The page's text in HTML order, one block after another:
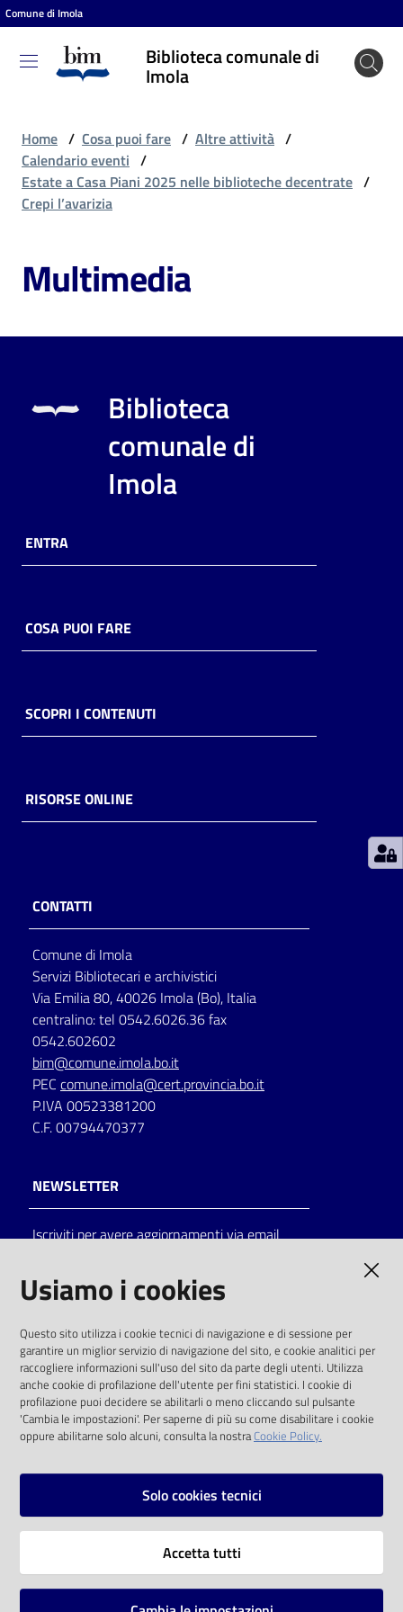
Vai al contenuto
Vai alla navigazione
Vai al footer
Comune di Imola
Biblioteca comunale di
Imola
Biblioteca
comunale
Entra
Cosa
puoi
Archivio
Decentrate
lettura
Seguici
su
Catalogo
Eventi
Chiedi al
bibliotecario
Avvisi
Home / Cosa puoi fare / Altre attività /
Calendario eventi /
Estate a Casa Piani 2025 nelle biblioteche decentrate /
Crepi l’avarizia
Multimedia
Biblioteca
comunale di
Imola
ENTRA
COSA PUOI FARE
SCOPRI I CONTENUTI
RISORSE ONLINE
CONTATTI
Comune di Imola
Servizi Bibliotecari e archivistici
Via Emilia 80, 40026 Imola (Bo), Italia
centralino: tel 0542.6026.36 fax
0542.602602
bim@comune.imola.bo.it
PEC comune.imola@cert.provincia.bo.it
P.IVA 00523381200
C.F. 00794470377
NEWSLETTER
Iscriviti per avere aggiornamenti via email
solo alle condizioni previste dalla direttiva
comunitaria 2003/98/CE e dal d.lgs. 36/2006
SOCIAL
Instagram
Vai alla pagina
Usiamo i cookies
Questo sito utilizza i cookie tecnici di navigazione e di sessione per
garantire un miglior servizio di navigazione del sito, e cookie analitici per
raccogliere informazioni sull'uso del sito da parte degli utenti. Utilizza
anche cookie di profilazione dell'utente per fini statistici. I cookie di
profilazione puoi decidere se abilitarli o meno cliccando sul pulsante
'Cambia le impostazioni'. Per saperne di più su come disabilitare i cookie
oppure abilitarne solo alcuni, consulta la nostraCookie Policy.
Solo cookies tecnici
Accetta tutti